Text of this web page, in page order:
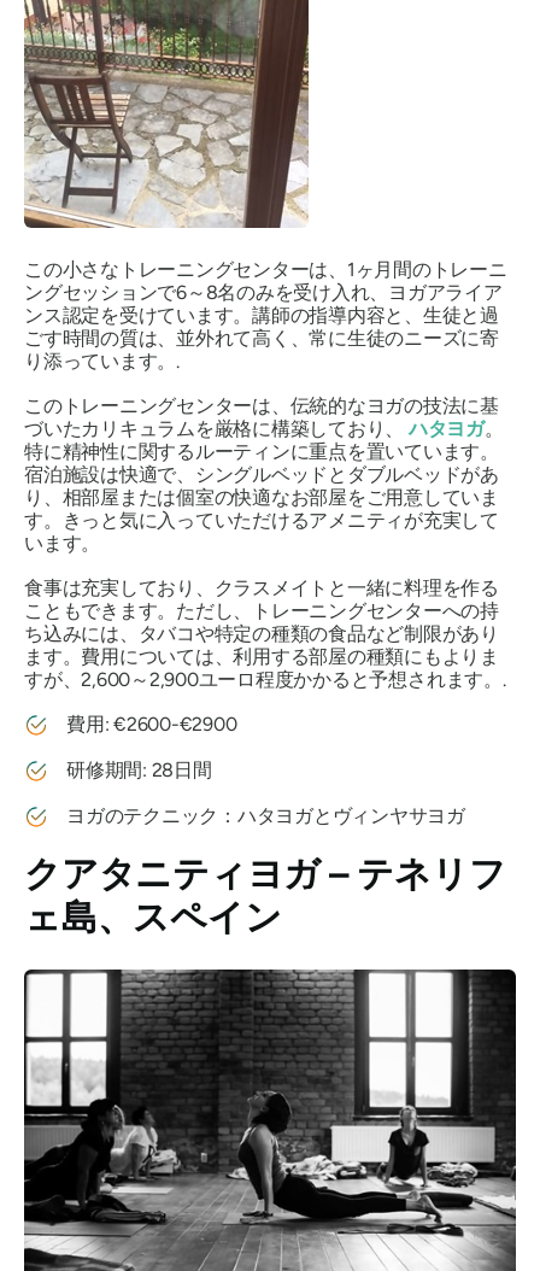
この小さなトレーニングセンターは、1ヶ月間のトレーニ
ングセッションで6～8名のみを受け入れ、ヨガアライア
ンス認定を受けています。講師の指導内容と、生徒と過
ごす時間の質は、並外れて高く、常に生徒のニーズに寄
り添っています。.
このトレーニングセンターは、伝統的なヨガの技法に基
づいたカリキュラムを厳格に構築しており、ハタヨガ。
特に精神性に関するルーティンに重点を置いています。
宿泊施設は快適で、シングルベッドとダブルベッドがあ
り、相部屋または個室の快適なお部屋をご用意していま
す。きっと気に入っていただけるアメニティが充実して
います。
食事は充実しており、クラスメイトと一緒に料理を作る
こともできます。ただし、トレーニングセンターへの持
ち込みには、タバコや特定の種類の食品など制限があり
ます。費用については、利用する部屋の種類にもよりま
すが、2,600～2,900ユーロ程度かかると予想されます。.
費用: €2600-€2900
研修期間: 28日間
ヨガのテクニック：ハタヨガとヴィンヤサヨガ
クアタニティヨガ – テネリフ
ェ島、スペイン